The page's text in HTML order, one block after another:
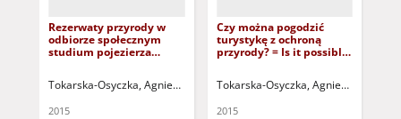
Rezerwaty przyrody w
odbiorze społecznym
studium pojezierza
perception of the nature
the example of
Tokarska-Osyczka, Agnieszka Iszkuło, Grzegorz Greinert, Andrzej -
2015
Czy można pogodzić
turystykę z ochroną
przyrody? = Is it possible
Tokarska-Osyczka, Agnieszka
2015